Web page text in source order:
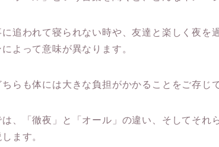
追われて寝られない時や、友達と楽しく夜を
よって意味が異なります。
ちらも体には大きな負担がかかることをご存じ
は、「徹夜」と「オール」の違い、そしてそれ
ます。